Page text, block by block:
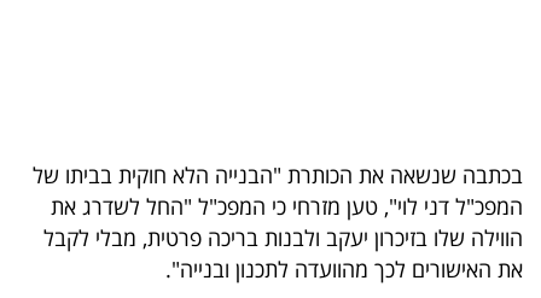
המילון
הכלכלי
פודקאסט
בכתבה שנשאה את הכותרת "הבנייה הלא חוקית בביתו של
המפכ"ל דני לוי", טען מזרחי כי המפכ"ל "החל לשדרג את
הווילה שלו בזיכרון יעקב ולבנות בריכה פרטית, מבלי לקבל
את האישורים לכך מהוועדה לתכנון ובנייה".